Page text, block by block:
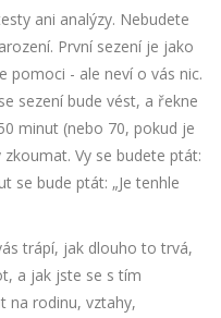
ani analýzy. Nebudete
První sezení je jako
pomoci - ale neví o vás nic.
sezení bude vést, a řekne
minut (nebo 70, pokud je
Vy se budete ptát:
se bude ptát: „Je tenhle
trápí, jak dlouho to trvá,
a jak jste se s tím
na rodinu, vztahy,